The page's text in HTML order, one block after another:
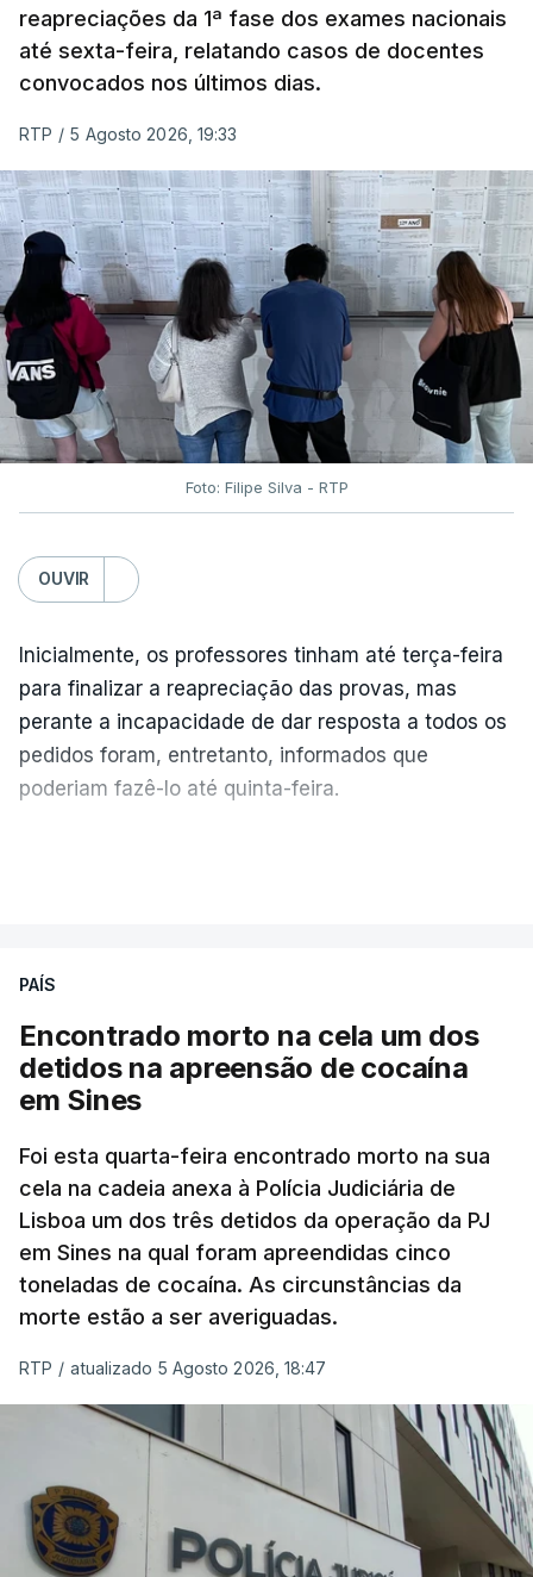
reapreciações da 1ª fase dos exames nacionais
até sexta-feira, relatando casos de docentes
convocados nos últimos dias.
RTP / 5 Agosto 2026, 19:33
Foto: Filipe Silva - RTP
OUVIR
Inicialmente, os professores tinham até terça-feira
para finalizar a reapreciação das provas, mas
perante a incapacidade de dar resposta a todos os
pedidos foram, entretanto, informados que
poderiam fazê-lo até quinta-feira.
No domingo, estavam concluídos cerca de 50 por
cento dos mais de 20 mil pedidos de reapreciação,
mas Cristina Mota, porta-voz da Missão Escola
Pública, tem dúvidas de que o processo esteja
"Durante o fim de semana e nos últimos dias,
apercebamo-nos que ainda estão a ser
convocados professores para reapreciações"
disse a professora à agência Lusa."Será
praticamente impossível termos a totalidade
Segundo os docentes, o processo de reapreciação
está a enfrentar vários constrangimentos. Há
casos em que faltam os modelos preenchidos
pelos alunos com a alegação justificativa para o
pedido de reapreciação, ou os documentos que os
PAÍS
Encontrado morto na cela um dos
detidos na apreensão de cocaína
em Sines
Foi esta quarta-feira encontrado morto na sua
cela na cadeia anexa à Polícia Judiciária de
Lisboa um dos três detidos da operação da PJ
em Sines na qual foram apreendidas cinco
toneladas de cocaína. As circunstâncias da
morte estão a ser averiguadas.
RTP / atualizado 5 Agosto 2026, 18:47